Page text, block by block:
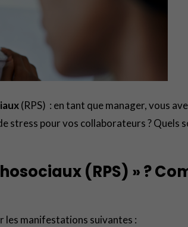
(RPS) : en tant que manager, vous
stress pour vos collaborateurs ?
(RPS) » ?
les manifestations suivantes :